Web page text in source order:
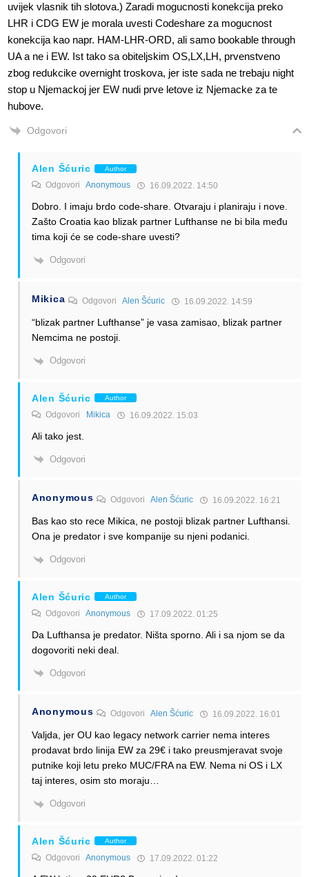
uvijek vlasnik tih slotova.) Zaradi mogucnosti konekcija preko
LHR i CDG EW je morala uvesti Codeshare za mogucnost
konekcija kao napr. HAM-LHR-ORD, ali samo bookable through
UA a ne i EW. Ist tako sa obiteljskim OS,LX,LH, prvenstveno
zbog redukcike overnight troskova, jer iste sada ne trebaju night
stop u Njemackoj jer EW nudi prve letove iz Njemacke za te
hubove.
Odgovori
Alen Šćuric Author
Odgovori Anonymous 16.09.2022. 14:50
Dobro. I imaju brdo code-share. Otvaraju i planiraju i nove.
Zašto Croatia kao blizak partner Lufthanse ne bi bila među
tima koji će se code-share uvesti?
Odgovori
Mikica OdgovoriAlen Šćuric 16.09.2022. 14:59
“blizak partner Lufthanse” je vasa zamisao, blizak partner
Nemcima ne postoji.
Odgovori
Alen Šćuric Author
Odgovori Mikica 16.09.2022. 15:03
Ali tako jest.
Odgovori
Anonymous OdgovoriAlen Šćuric 16.09.2022. 16:21
Bas kao sto rece Mikica, ne postoji blizak partner Lufthansi.
Ona je predator i sve kompanije su njeni podanici.
Odgovori
Alen Šćuric Author
Odgovori Anonymous 17.09.2022. 01:25
Da Lufthansa je predator. Ništa sporno. Ali i sa njom se da
dogovoriti neki deal.
Odgovori
Anonymous OdgovoriAlen Šćuric 16.09.2022. 16:01
Valjda, jer OU kao legacy network carrier nema interes
prodavat brdo linija EW za 29€ i tako preusmjeravat svoje
putnike koji letu preko MUC/FRA na EW. Nema ni OS i LX
taj interes, osim sto moraju…
Odgovori
Alen Šćuric Author
Odgovori Anonymous 17.09.2022. 01:22